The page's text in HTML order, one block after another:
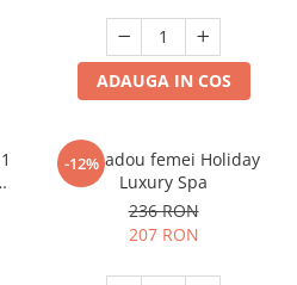
ADAUGA IN COS
-12%
Set cadou femei Holiday
Luxury Spa
236 RON
207 RON